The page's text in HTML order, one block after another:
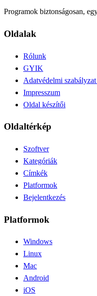
Programok biztonságosan,
Oldalak
Rólunk
GYIK
Adatvédelmi
Impresszum
Oldal készítői
Oldaltérkép
Szoftver
Kategóriák
Címkék
Platformok
Bejelentkezés
Platformok
Windows
Linux
Mac
Android
iOS